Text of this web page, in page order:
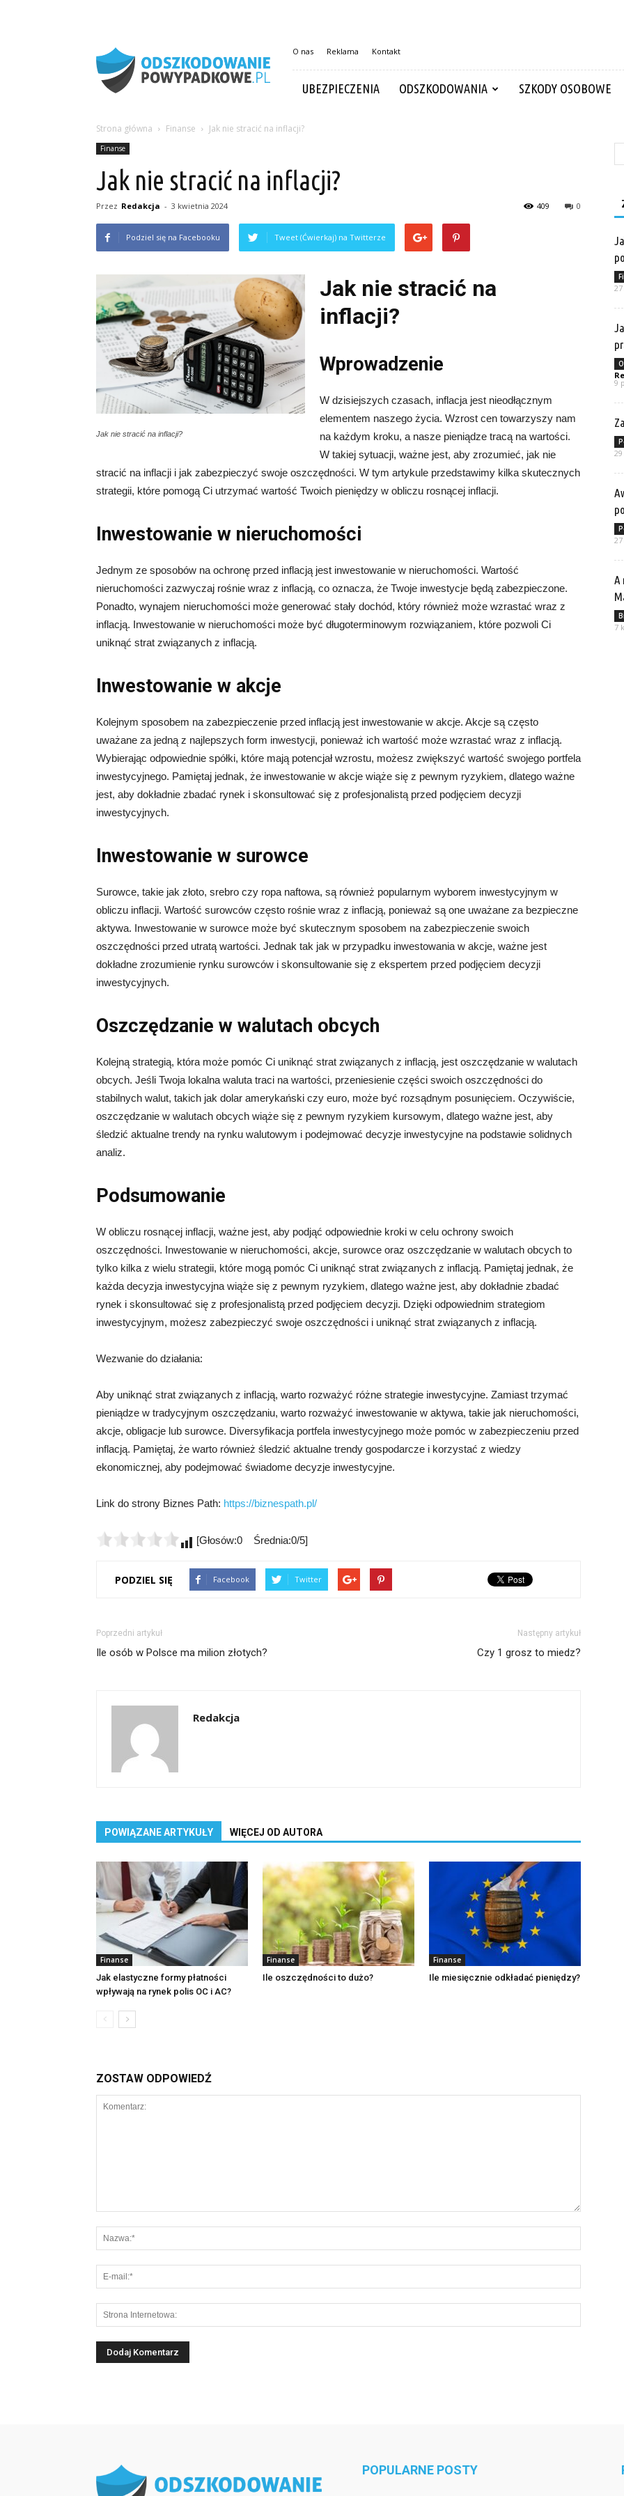
O nas Reklama Kontakt
UBEZPIECZENIA ODSZKODOWANIA SZKODY OSOBOWE
Strona główna Finanse Jak nie stracić na inflacji?
Finanse
Jak nie stracić na inflacji?
Przez Redakcja - 3 kwietnia 2024 0
409
Podziel się na Facebooku Tweet (Ćwierkaj) na Twitterze
Jak nie stracić na inflacji?
Jak nie stracić na
inflacji?
Wprowadzenie
W dzisiejszych czasach, inflacja jest nieodłącznym
elementem naszego życia. Wzrost cen towarzyszy nam
na każdym kroku, a nasze pieniądze tracą na wartości.
W takiej sytuacji, ważne jest, aby zrozumieć, jak nie
stracić na inflacji i jak zabezpieczyć swoje oszczędności. W tym artykule przedstawimy kilka skutecznych
strategii, które pomogą Ci utrzymać wartość Twoich pieniędzy w obliczu rosnącej inflacji.
Inwestowanie w nieruchomości
Jednym ze sposobów na ochronę przed inflacją jest inwestowanie w nieruchomości. Wartość
nieruchomości zazwyczaj rośnie wraz z inflacją, co oznacza, że Twoje inwestycje będą zabezpieczone.
Ponadto, wynajem nieruchomości może generować stały dochód, który również może wzrastać wraz z
inflacją. Inwestowanie w nieruchomości może być długoterminowym rozwiązaniem, które pozwoli Ci
uniknąć strat związanych z inflacją.
Inwestowanie w akcje
Kolejnym sposobem na zabezpieczenie przed inflacją jest inwestowanie w akcje. Akcje są często
uważane za jedną z najlepszych form inwestycji, ponieważ ich wartość może wzrastać wraz z inflacją.
Wybierając odpowiednie spółki, które mają potencjał wzrostu, możesz zwiększyć wartość swojego portfela
inwestycyjnego. Pamiętaj jednak, że inwestowanie w akcje wiąże się z pewnym ryzykiem, dlatego ważne
jest, aby dokładnie zbadać rynek i skonsultować się z profesjonalistą przed podjęciem decyzji
inwestycyjnych.
Inwestowanie w surowce
Surowce, takie jak złoto, srebro czy ropa naftowa, są również popularnym wyborem inwestycyjnym w
obliczu inflacji. Wartość surowców często rośnie wraz z inflacją, ponieważ są one uważane za bezpieczne
aktywa. Inwestowanie w surowce może być skutecznym sposobem na zabezpieczenie swoich
oszczędności przed utratą wartości. Jednak tak jak w przypadku inwestowania w akcje, ważne jest
dokładne zrozumienie rynku surowców i skonsultowanie się z ekspertem przed podjęciem decyzji
inwestycyjnych.
Oszczędzanie w walutach obcych
Kolejną strategią, która może pomóc Ci uniknąć strat związanych z inflacją, jest oszczędzanie w walutach
obcych. Jeśli Twoja lokalna waluta traci na wartości, przeniesienie części swoich oszczędności do
stabilnych walut, takich jak dolar amerykański czy euro, może być rozsądnym posunięciem. Oczywiście,
oszczędzanie w walutach obcych wiąże się z pewnym ryzykiem kursowym, dlatego ważne jest, aby
śledzić aktualne trendy na rynku walutowym i podejmować decyzje inwestycyjne na podstawie solidnych
analiz.
Podsumowanie
W obliczu rosnącej inflacji, ważne jest, aby podjąć odpowiednie kroki w celu ochrony swoich
oszczędności. Inwestowanie w nieruchomości, akcje, surowce oraz oszczędzanie w walutach obcych to
tylko kilka z wielu strategii, które mogą pomóc Ci uniknąć strat związanych z inflacją. Pamiętaj jednak, że
każda decyzja inwestycyjna wiąże się z pewnym ryzykiem, dlatego ważne jest, aby dokładnie zbadać
rynek i skonsultować się z profesjonalistą przed podjęciem decyzji. Dzięki odpowiednim strategiom
inwestycyjnym, możesz zabezpieczyć swoje oszczędności i uniknąć strat związanych z inflacją.
Wezwanie do działania:
Aby uniknąć strat związanych z inflacją, warto rozważyć różne strategie inwestycyjne. Zamiast trzymać
pieniądze w tradycyjnym oszczędzaniu, warto rozważyć inwestowanie w aktywa, takie jak nieruchomości,
akcje, obligacje lub surowce. Diversyfikacja portfela inwestycyjnego może pomóc w zabezpieczeniu przed
inflacją. Pamiętaj, że warto również śledzić aktualne trendy gospodarcze i korzystać z wiedzy
ekonomicznej, aby podejmować świadome decyzje inwestycyjne.
Link do strony Biznes Path: https://biznespath.pl/
[Głosów:0 Średnia:0/5]
PODZIEL SIĘ Facebook Twitter
Poprzedni artykuł
Ile osób w Polsce ma milion złotych?
Następny artykuł
Czy 1 grosz to miedz?
Redakcja
POWIĄZANE ARTYKUŁY WIĘCEJ OD AUTORA
Finanse
Jak elastyczne formy płatności
wpływają na rynek polis OC i AC?
Finanse
Ile oszczędności to dużo?
Finanse
Ile miesięcznie odkładać pieniędzy?
ZOSTAW ODPOWIEDŹ
9
A
7
POPULARNE POSTY